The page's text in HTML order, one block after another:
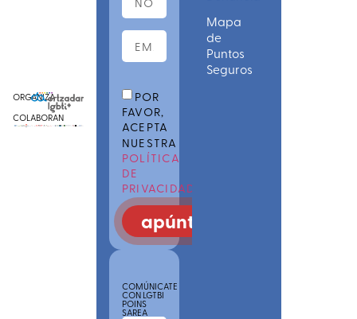
ORGANIZA
COLABORAN
POR
FAVOR,
ACEPTA
NUESTRA
POLÍTICA
DE
PRIVACIDAD
apúntate
COMÚNICATE
CON LGTBI
POINS
SAREA
Mapa
de
Puntos
Seguros